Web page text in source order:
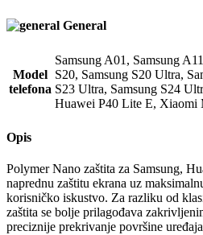
General
Model
telefona
Samsung A01 , Samsung A11
S20, Samsung S20 Ultra,
S23 Ultra, Samsung S24
Huawei P40 Lite E, Xiaomi
Opis
Polymer Nano zaštita za Samsung,
naprednu zaštitu ekrana uz
korisničko iskustvo. Za razliku od
zaštita se bolje prilagođava
preciznije prekrivanje površine